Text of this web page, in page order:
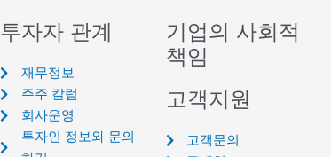
투자자 관계
재무정보
주주 칼럼
회사운영
투자인 정보와 문의
기업의 사회적
책임
고객지원
고객문의